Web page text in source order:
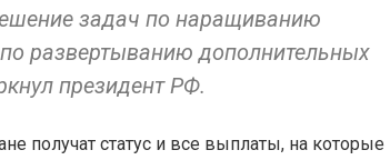
задач по наращиванию
развертыванию дополнительных
президент РФ.
получат статус и все выплаты, на которые